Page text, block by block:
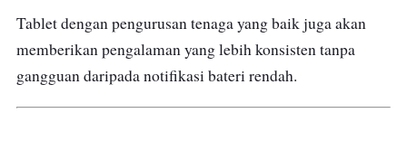
Tablet dengan pengurusan tenaga yang baik juga akan
memberikan pengalaman yang lebih konsisten tanpa
gangguan daripada notifikasi bateri rendah.